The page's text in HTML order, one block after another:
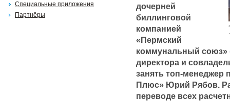
дочерней
биллинговой
компанией
«Пермский
коммунальный союз»
директора и
занять топ-
Плюс» Юрий Рябов.
переводе всех
Специальные приложения
Партнёры